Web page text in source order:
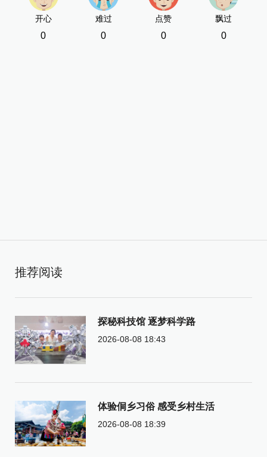
开心
0
难过
0
点赞
0
飘过
0
推荐阅读
探秘科技馆 逐梦科学路
2026-08-08 18:43
体验侗乡习俗 感受乡村生活
2026-08-08 18:39